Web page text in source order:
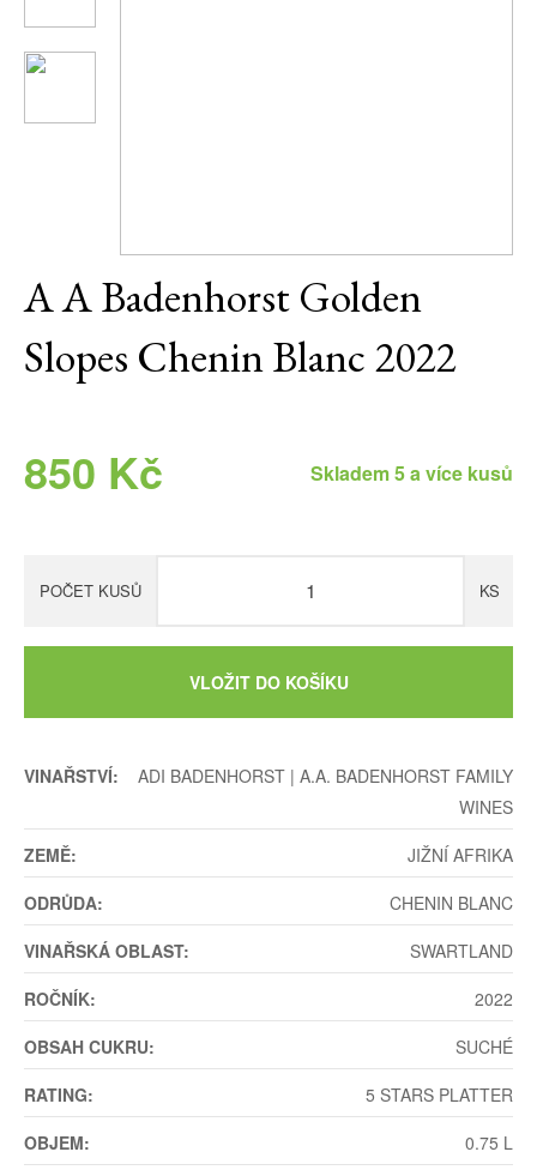
A A Badenhorst Golden
Slopes Chenin Blanc 2022
850 Kč Skladem 5 a více kusů
POČET KUSŮ KS
VLOŽIT DO KOŠÍKU
VINAŘSTVÍ:
ADI BADENHORST | A.A. BADENHORST FAMILY
WINES
ZEMĚ:
JIŽNÍ AFRIKA
ODRŮDA:
CHENIN BLANC
VINAŘSKÁ OBLAST:
SWARTLAND
ROČNÍK:
2022
OBSAH CUKRU:
SUCHÉ
RATING:
5 STARS PLATTER
OBJEM:
0.75 L